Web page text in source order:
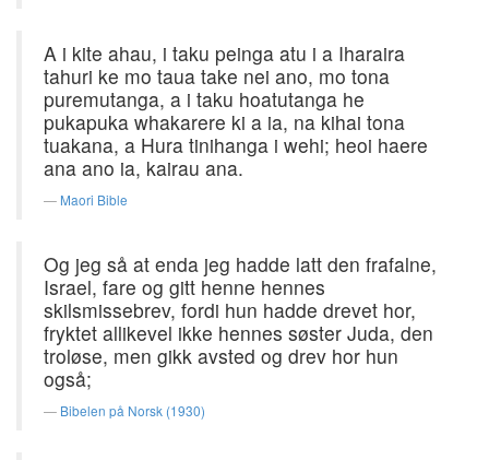
A i kite ahau, i taku peinga atu i a Iharaira
tahuri ke mo taua take nei ano, mo tona
puremutanga, a i taku hoatutanga he
pukapuka whakarere ki a ia, na kihai tona
tuakana, a Hura tinihanga i wehi; heoi haere
ana ano ia, kairau ana.
Maori Bible
Og jeg så at enda jeg hadde latt den frafalne,
Israel, fare og gitt henne hennes
skilsmissebrev, fordi hun hadde drevet hor,
fryktet allikevel ikke hennes søster Juda, den
troløse, men gikk avsted og drev hor hun
også;
Bibelen på Norsk (1930)